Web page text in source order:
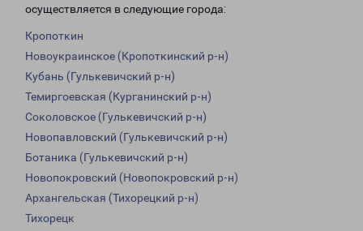
осуществляется в следующие города:
Кропоткин
Новоукраинское (Кропоткинский р-н)
Кубань (Гулькевичский р-н)
Темиргоевская (Курганинский р-н)
Соколовское (Гулькевичский р-н)
Новопавловский (Гулькевичский р-н)
Ботаника (Гулькевичский р-н)
Новопокровский (Новопокровский р-н)
Архангельская (Тихорецкий р-н)
Тихорецк